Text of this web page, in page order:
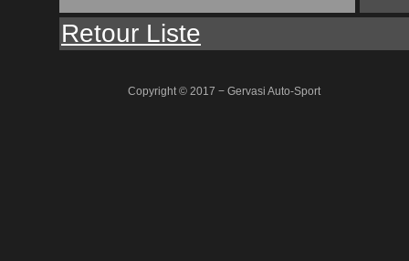
Retour Liste
Copyright © 2017 − Gervasi Auto-Sport